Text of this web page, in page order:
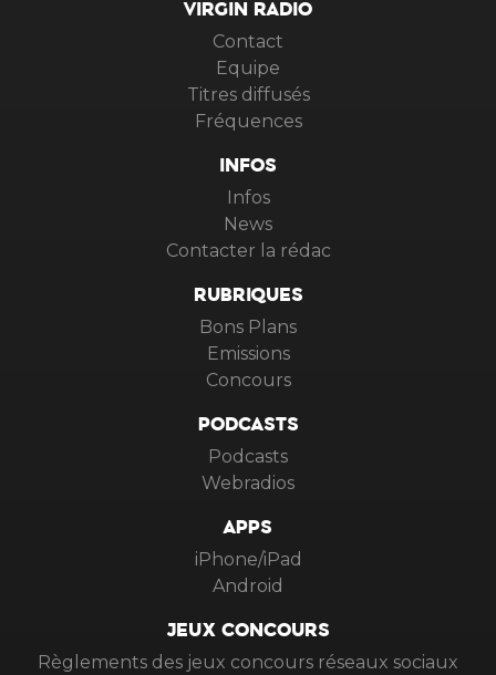
VIRGIN RADIO
Contact
Equipe
Titres diffusés
Fréquences
INFOS
Infos
News
Contacter la rédac
RUBRIQUES
Bons Plans
Emissions
Concours
PODCASTS
Podcasts
Webradios
APPS
iPhone/iPad
Android
JEUX CONCOURS
Règlements des jeux concours réseaux sociaux